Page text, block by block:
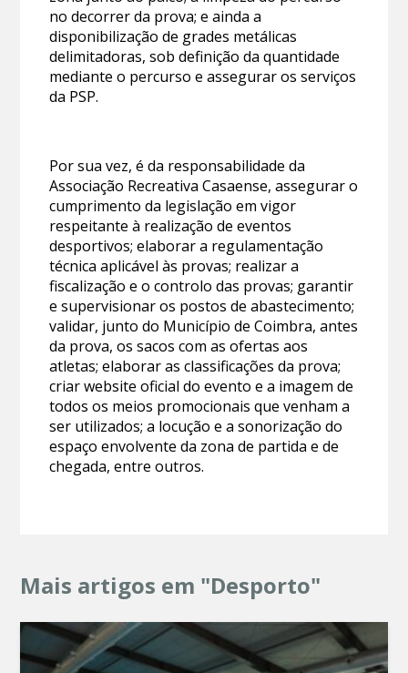
no decorrer da prova; e ainda a
disponibilização de grades metálicas
delimitadoras, sob definição da quantidade
mediante o percurso e assegurar os serviços
da PSP.
Por sua vez, é da responsabilidade da
Associação Recreativa Casaense, assegurar o
cumprimento da legislação em vigor
respeitante à realização de eventos
desportivos; elaborar a regulamentação
técnica aplicável às provas; realizar a
fiscalização e o controlo das provas; garantir
e supervisionar os postos de abastecimento;
validar, junto do Município de Coimbra, antes
da prova, os sacos com as ofertas aos
atletas; elaborar as classificações da prova;
criar website oficial do evento e a imagem de
todos os meios promocionais que venham a
ser utilizados; a locução e a sonorização do
espaço envolvente da zona de partida e de
chegada, entre outros.
Mais artigos em "Desporto"